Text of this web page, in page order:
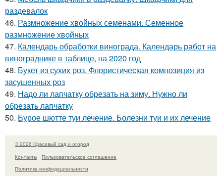
раздевалок
46. Размножение хвойных семенами. Семенное
размножение хвойных
47. Календарь обработки винограда. Календарь работ на
винограднике в таблице, на 2020 год
48. Букет из сухих роз. Флористическая композиция из
засушенных роз
49. Надо ли лапчатку обрезать на зиму. Нужно ли
обрезать лапчатку
50. Бурое шютте туи лечение. Болезни туи и их лечение
© 2026 Красивый сад и огород
Контакты
Пользовательское соглашение
Политика конфидециальности